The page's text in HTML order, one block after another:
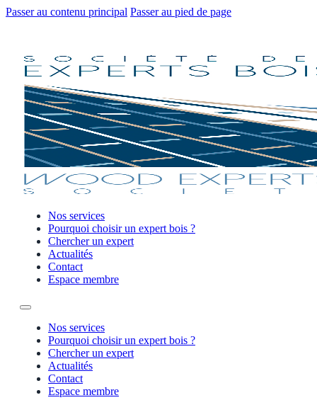
Passer au contenu principal Passer au pied de page
Nos services
Pourquoi choisir un expert bois ?
Chercher un expert
Actualités
Contact
Espace membre
Nos services
Pourquoi choisir un expert bois ?
Chercher un expert
Actualités
Contact
Espace membre